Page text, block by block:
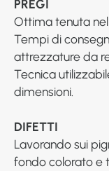
PREGI
Ottima tenuta
Tempi di
attrezzature da
Tecnica
dimensioni.
DIFETTI
Lavorando sui
fondo colorato e